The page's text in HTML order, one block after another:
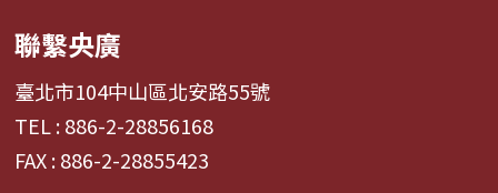
聯繫央廣
臺北市104中山區北安路55號
TEL : 886-2-28856168
FAX : 886-2-28855423